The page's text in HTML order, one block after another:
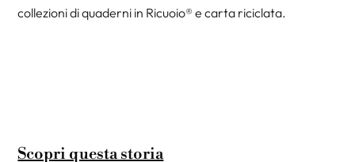
collezioni di quaderni in Ricuoio® e carta riciclata.
Scopri questa storia